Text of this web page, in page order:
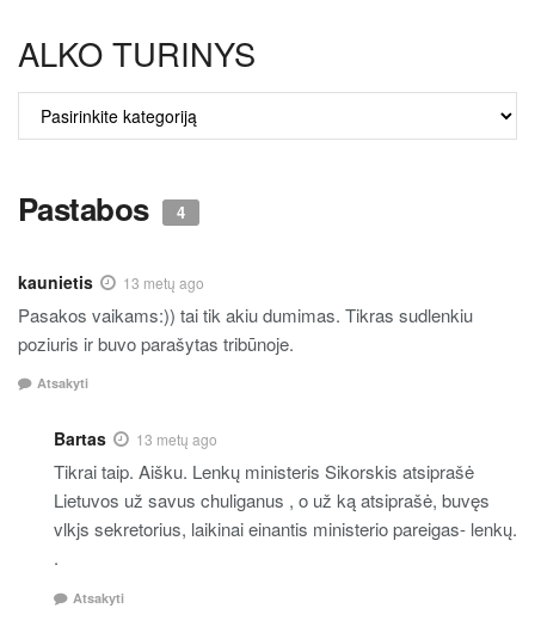
ALKO TURINYS
TURINYS
Pastabos 4
kaunietis 13 metų ago
Pasakos vaikams:)) tai tik akiu dumimas. Tikras sudlenkiu
poziuris ir buvo parašytas tribūnoje.
Atsakyti
Bartas 13 metų ago
Tikrai taip. Aišku. Lenkų ministeris Sikorskis atsiprašė
Lietuvos už savus chuliganus , o už ką atsiprašė, buvęs
vlkjs sekretorius, laikinai einantis ministerio pareigas- lenkų.
.
Atsakyti